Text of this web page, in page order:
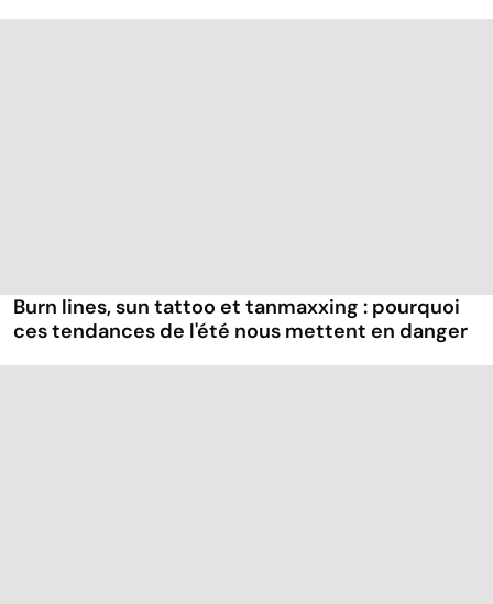
Burn lines, sun tattoo et tanmaxxing : pourquoi
ces tendances de l'été nous mettent en danger